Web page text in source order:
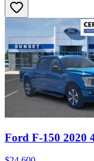
Ford F-150 2020